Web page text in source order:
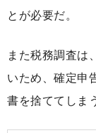
とが必要だ。
また税務調査は
いため、確定申
書を捨ててしま